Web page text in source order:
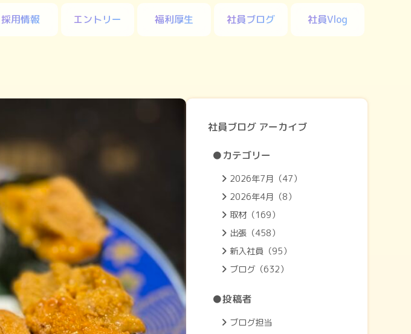
採用情報 エントリー 福利厚生 社員ブログ 社員Vlog
社員ブログ アーカイブ
●カテゴリー
2026年7月（47）
2026年4月（8）
取材（169）
出張（458）
新入社員（95）
ブログ（632）
●投稿者
ブログ担当